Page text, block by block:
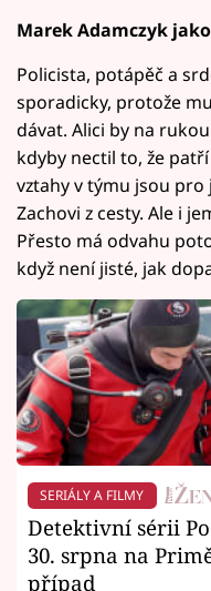
Marek Adamczyk
Policista, potápěč a
sporadicky, protože
dávat. Alici by na
kdyby nectil to, že
vztahy v týmu jsou pro
Zachovi z cesty. Ale i
Přesto má odvahu
když není jisté, jak
SERIÁLY A FILMY
Detektivní sérii
30. srpna na
případ